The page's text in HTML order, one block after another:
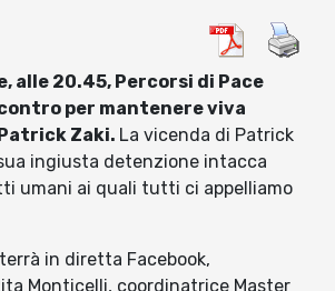
alle 20.45, Percorsi di Pace
per mantenere viva
Zaki. La vicenda di Patrick
ingiusta detenzione intacca
umani ai quali tutti ci appelliamo
in diretta Facebook,
Monticelli, coordinatrice Master